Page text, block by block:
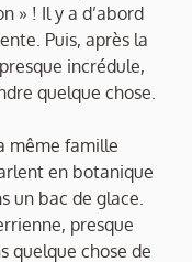
» ! Il y a d’abord
Puis, après la
incrédule,
quelque chose.
même famille
en botanique
un bac de glace.
presque
quelque chose de